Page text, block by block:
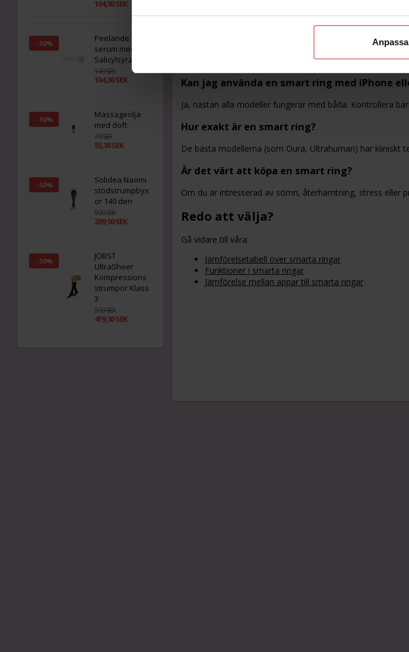
Anpassa
104,30 SEK
- 30%
Peelande
serum med
Salicylsyra
149 SEK
104,30 SEK
- 30%
Massageolja
med doft
79 SEK
55,30 SEK
- 50%
Solidea Naomi
stödstrumpbyx
or 140 den
599 SEK
299,50 SEK
- 30%
JOBST
UltraSheer
Kompressions
strumpor Klass
3
599 SEK
419,30 SEK
vill betala månadsavgifteller
Kan jag använda en smart ring med iPhone
Ja, nästan alla modeller fungerar med båda. Kontrollera
Hur exakt är en smart ring?
De bästa modellerna (som Oura, Ultrahuman) har kliniskt
Är det värt att köpa en smart ring?
Om du är intresserad av sömn, återhämtning, stress eller
Redo att välja?
Gå vidare till våra:
Jämförelsetabell över smarta ringar
Funktioner i smarta ringar
Jämförelse mellan appar till smarta ringar